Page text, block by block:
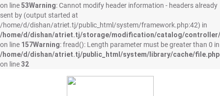
on line53Warning: Cannot modify header information - headers already
sent by (output started at
/home/d/dishan/atriet.tj/public_html/system/framework.php:42) in
/home/d/dishan/atriet.tj/storage/modification/catalog/
on line 157Warning: fread(): Length parameter must be greater than 0 in
/home/d/dishan/atriet.tj/public_html/system/library/cache/file.php
on line32